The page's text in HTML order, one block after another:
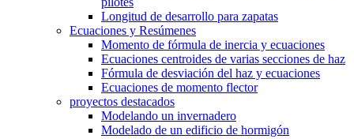
Longitud de desarrollo para zapatas
Ecuaciones y Resúmenes
Momento de fórmula de inercia y ecuaciones
Ecuaciones centroides de varias secciones de haz
Fórmula de desviación del haz y ecuaciones
Ecuaciones de momento flector
proyectos destacados
Modelando un invernadero
Modelado de un edificio de hormigón